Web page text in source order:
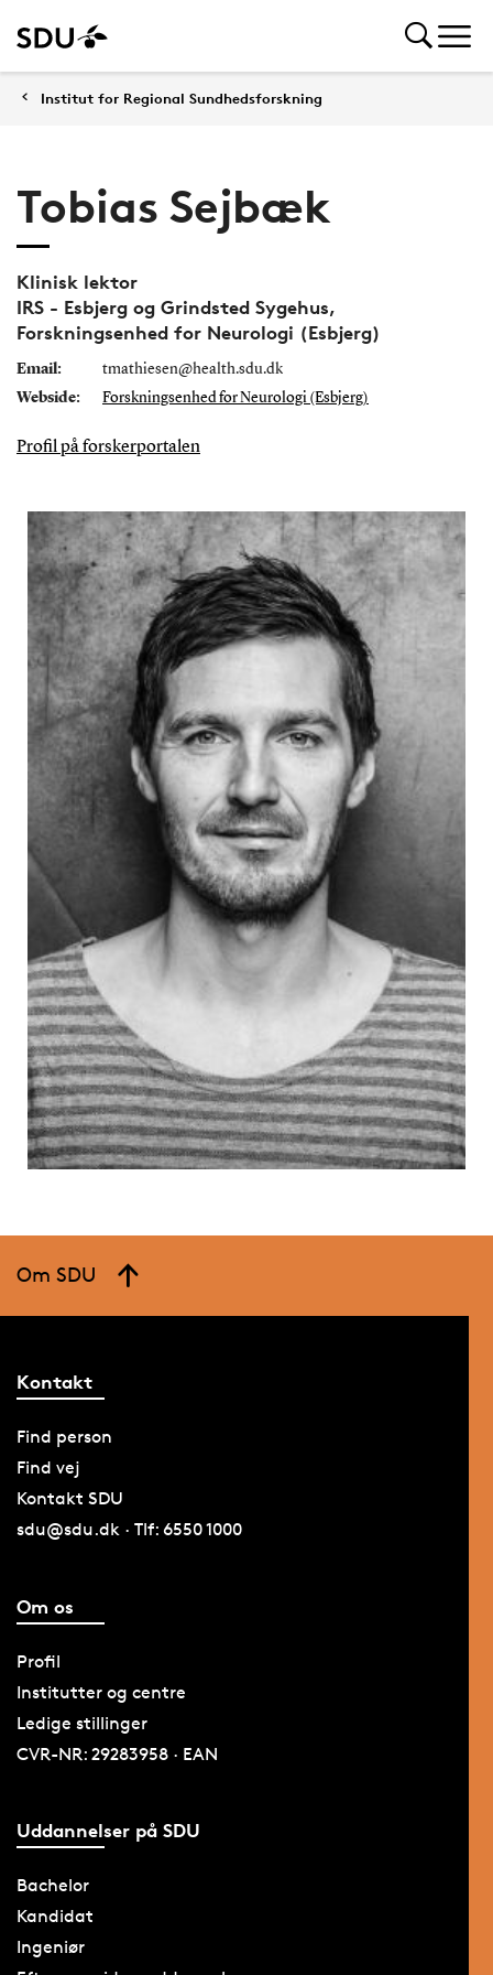
Institut for Regional Sundhedsforskning
Tobias Sejbæk
Klinisk lektor
IRS - Esbjerg og Grindsted Sygehus,
Forskningsenhed for Neurologi (Esbjerg)
Email:
tmathiesen@health.sdu.dk
Webside:
Forskningsenhed for Neurologi (Esbjerg)
Profil på forskerportalen
Om SDU
Kontakt
Find person
Find vej
Kontakt SDU
sdu@sdu.dk · Tlf: 6550 1000
Om os
Profil
Institutter og centre
Ledige stillinger
CVR-NR: 29283958 · EAN
Uddannelser på SDU
Bachelor
Kandidat
Ingeniør